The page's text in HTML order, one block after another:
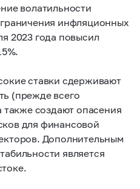
волатильности
инфляционных
2023 года повысил
ставки сдерживают
(прежде всего
также создают опасения
для финансовой
Дополнительным
является